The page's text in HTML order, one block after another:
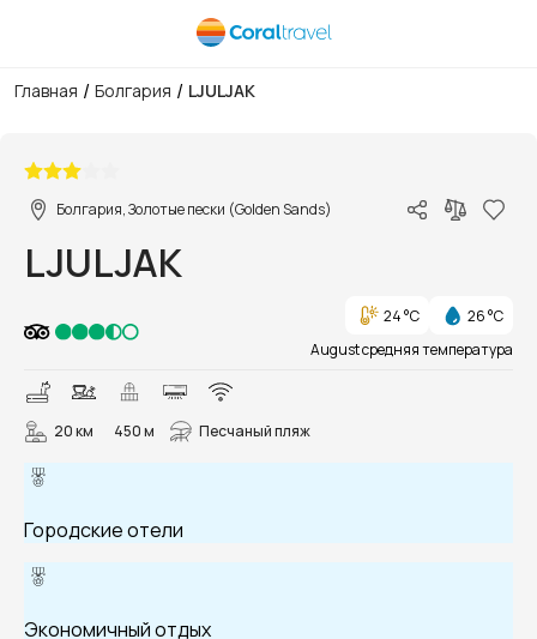
Главная / Болгария / LJULJAK
Болгария, Золотые пески (Golden Sands)
LJULJAK
24 °C
26 °C
August средняя температура
20 км 450 м Песчаный пляж
Городские отели
Экономичный отдых